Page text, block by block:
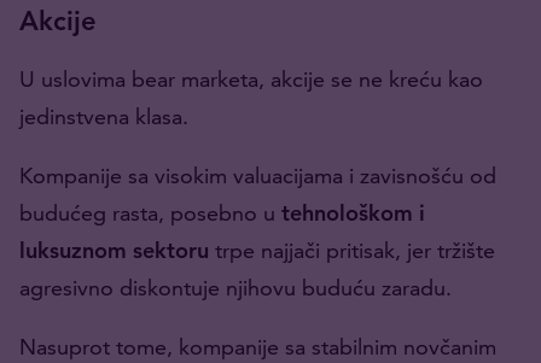
Akcije
U uslovima bear marketa, akcije se ne kreću kao
jedinstvena klasa.
Kompanije sa visokim valuacijama i zavisnošću od
budućeg rasta, posebno u tehnološkom i
luksuznom sektoru trpe najjači pritisak, jer tržište
agresivno diskontuje njihovu buduću zaradu.
Nasuprot tome, kompanije sa stabilnim novčanim